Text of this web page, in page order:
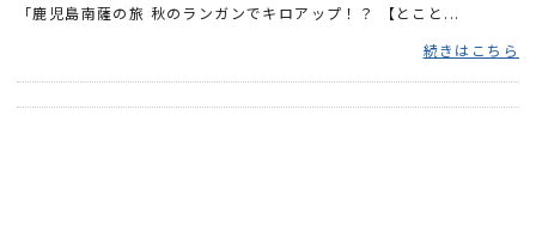
「鹿児島南薩の旅 秋のランガンでキロアップ！？ 【とこと...
続きはこちら